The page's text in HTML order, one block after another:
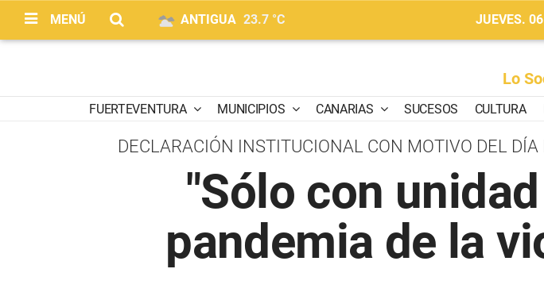
MENÚ ANTIGUA 23.7 °C JUEVES.
Lo
FUERTEVENTURA MUNICIPIOS CANARIAS SUCESOS CULTURA
DECLARACIÓN INSTITUCIONAL CON MOTIVO DEL
"Sólo con
pandemia de la